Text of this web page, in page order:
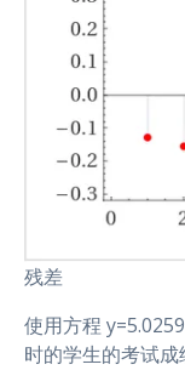
残差
使用方程
时的学生的考试成